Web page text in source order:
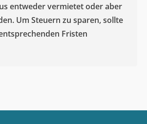
entweder vermietet oder aber
Um Steuern zu sparen, sollte
Fristen